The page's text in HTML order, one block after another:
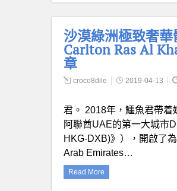
沙漠綠洲極致奢
Carlton Ras Al
章
croco8dile 2019-04-13
君。 2018年，鱷魚君帶着
阿聯酋UAE的第一大城市
HKG-DXB)》），開啟了
Arab Emirates…
Read More